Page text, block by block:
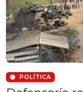
POLÍTICA